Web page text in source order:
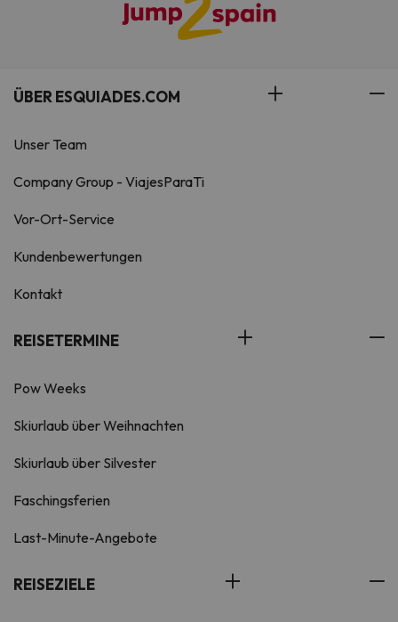
ÜBER ESQUIADES.COM
Unser Team
Company Group - ViajesParaTi
Vor-Ort-Service
Kundenbewertungen
Kontakt
REISETERMINE
Pow Weeks
Skiurlaub über Weihnachten
Skiurlaub über Silvester
Faschingsferien
Last-Minute-Angebote
REISEZIELE